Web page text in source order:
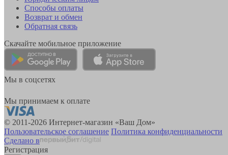
Способы оплаты
Возврат и обмен
Обратная связь
Скачайте мобильное приложение
Мы в соцсетях
Мы принимаем к оплате
© 2011-2026 Интернет-магазин «Ваш Дом»
Пользовательское соглашение Политика конфиденциальности
Сделано в
Регистрация